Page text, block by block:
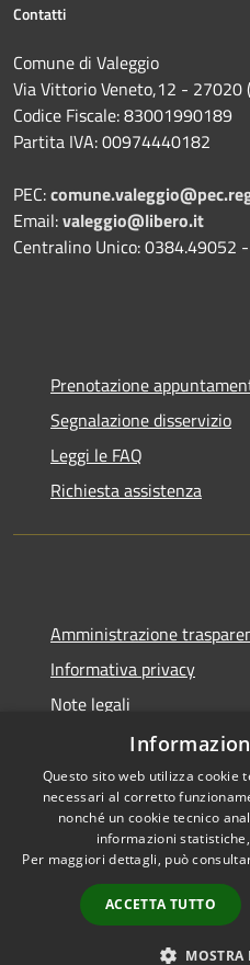
Contatti
Comune di Valeggio
Via Vittorio Veneto,12 - 27020
Codice Fiscale: 83001990189
Partita IVA: 00974440182
PEC:
Email:valeggio@libero.it
Centralino Unico: 0384.49052
Prenotazione
Segnalazione disservizio
Leggi le FAQ
Richiesta assistenza
Amministrazione
Informativa privacy
Note legali
Dichiarazione di
RSS
Accessibilità
Questo sito web utilizza cookie
necessari al corretto
nonché un cookie tecnico
informazioni
Per maggiori dettagli, può
ACCETTA TUTTO
MOSTRA